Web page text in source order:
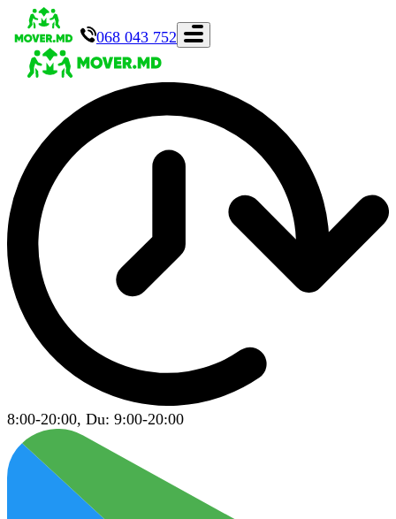
068 043 752
8:00-20:00, Du: 9:00-20:00